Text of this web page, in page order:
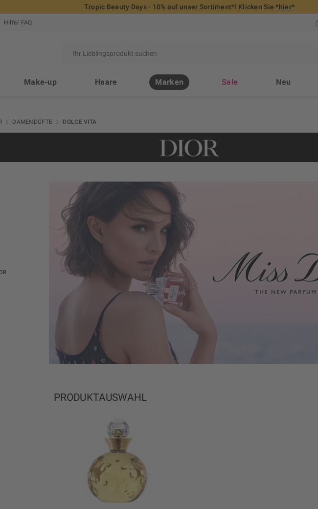
Tropic Beauty Days - 10% auf unser Sortiment*! Klicken Sie*hier*
Hilfe/ FAQ
Make-up Haare Marken Sale Neu
DAMENDÜFTE DOLCE VITA
PRODUKTAUSWAHL